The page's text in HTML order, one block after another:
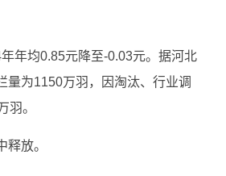
年均0.85元降至-0.03元。据河北
量为1150万羽，因淘汰、行业调
羽。
放。